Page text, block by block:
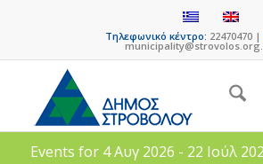
Τηλεφωνικό κέντρο: 22470470
Events for 4 Αυγ 2026 - 22 Ιούλ